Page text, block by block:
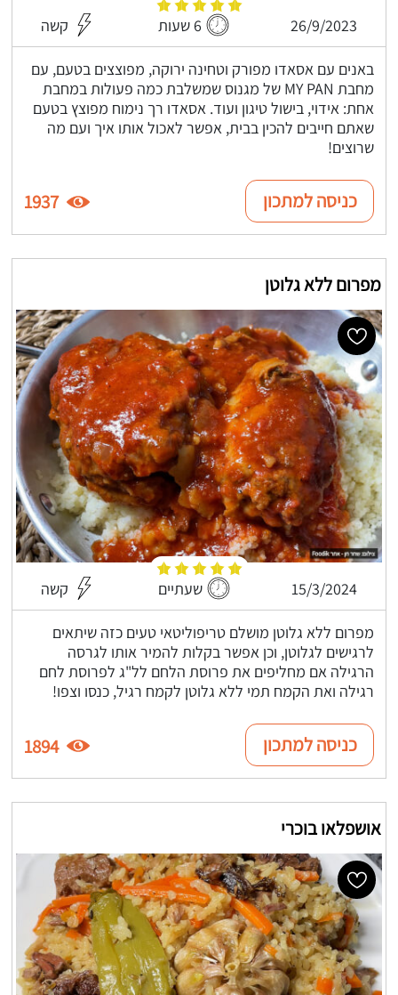
26/9/2023 6 שעות קשה
באנים עם אסאדו מפורק וטחינה ירוקה, מפוצצים בטעם, עם
מחבת MY PAN של מגנוס שמשלבת כמה פעולות במחבת
אחת: אידוי, בישול טיגון ועוד. אסאדו רך נימוח מפוצץ בטעם
שאתם חייבים להכין בבית, אפשר לאכול אותו איך ועם מה
שרוצים!
כניסה למתכון 1937
מפרום ללא גלוטן
15/3/2024 שעתיים קשה
מפרום ללא גלוטן מושלם טריפוליטאי טעים כזה שיתאים
לרגישים לגלוטן, וכן אפשר בקלות להמיר אותו לגרסה
הרגילה אם מחליפים את פרוסת הלחם לל"ג לפרוסת לחם
רגילה ואת הקמח תמי ללא גלוטן לקמח רגיל, כנסו וצפו!
כניסה למתכון 1894
אושפלאו בוכרי